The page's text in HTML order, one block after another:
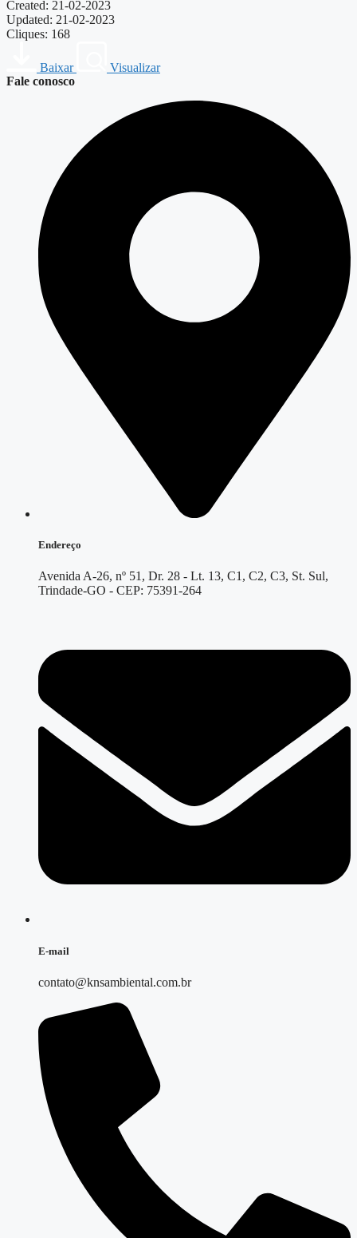
Created: 21-02-2023
Updated: 21-02-2023
Cliques: 168
Baixar
Visualizar
Fale conosco
Endereço
Avenida A-26, nº 51, Dr. 28 - Lt. 13, C1, C2, C3, St. Sul,
Trindade-GO - CEP: 75391-264
E-mail
contato@knsambiental.com.br